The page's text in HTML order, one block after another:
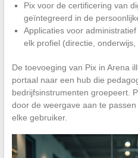
Pix voor de certificering van
geïntegreerd in de
Applicaties voor
elk profiel (directie, onderwijs,
De toevoeging van Pix in Arena
portaal naar een hub die
bedrijfsinstrumenten groepeert.
door de weergave aan te
elke gebruiker.